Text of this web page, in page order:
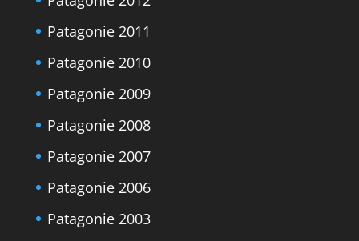
Patagonie 2011
Patagonie 2010
Patagonie 2009
Patagonie 2008
Patagonie 2007
Patagonie 2006
Patagonie 2003